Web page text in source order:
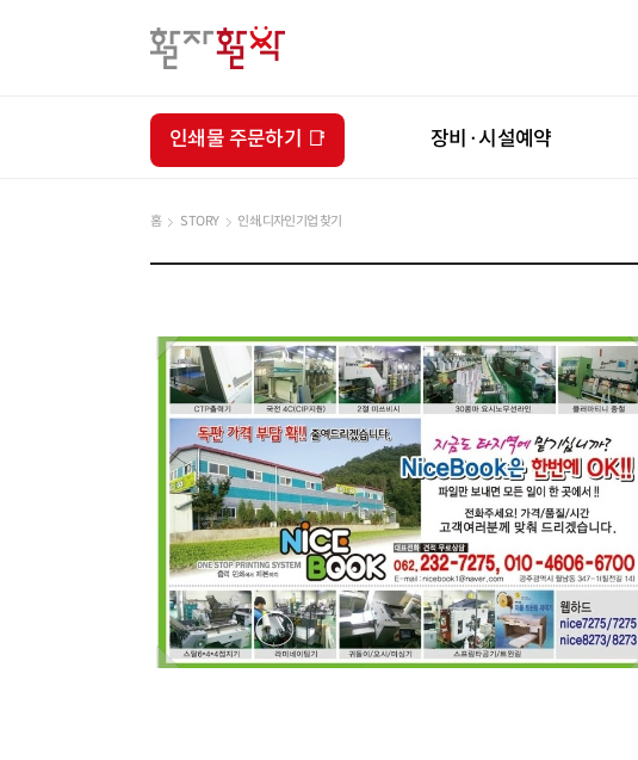
인쇄물 주문하기 📑 장비·시설예약
홈 STORY 인쇄,디자인기업 찾기